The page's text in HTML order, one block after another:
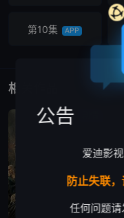
第10集 APP
相关作品
公告
爱迪影
防止失联
任何问题